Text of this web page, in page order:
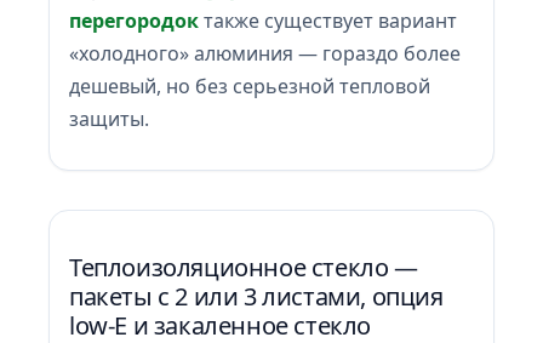
перегородоктакже существует вариант
«холодного» алюминия — гораздо более
дешевый, но без серьезной тепловой
защиты.
Теплоизоляционное стекло —
пакеты с 2 или 3 листами, опция
low-E и закаленное стекло